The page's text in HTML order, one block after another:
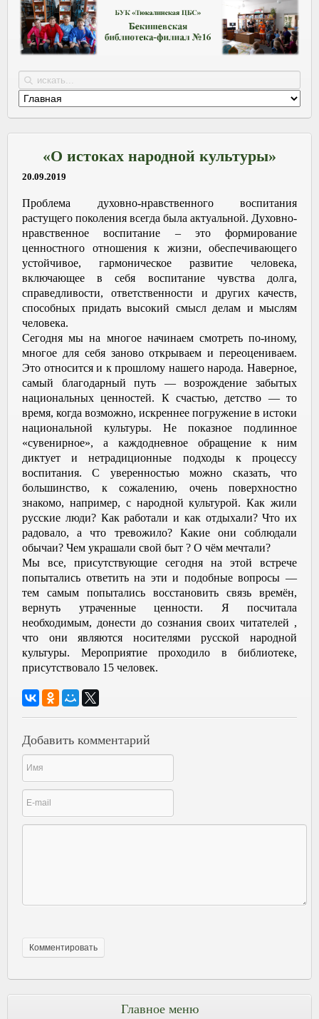
«О истоках народной культуры»
20.09.2019
Проблема духовно-нравственного воспитания
растущего поколения всегда была актуальной. Духовно-
нравственное воспитание – это формирование
ценностного отношения к жизни, обеспечивающего
устойчивое, гармоническое развитие человека,
включающее в себя воспитание чувства долга,
справедливости, ответственности и других качеств,
способных придать высокий смысл делам и мыслям
человека.
Сегодня мы на многое начинаем смотреть по-иному,
многое для себя заново открываем и переоцениваем.
Это относится и к прошлому нашего народа. Наверное,
самый благодарный путь — возрождение забытых
национальных ценностей. К счастью, детство — то
время, когда возможно, искреннее погружение в истоки
национальной культуры. Не показное подлинное
«сувенирное», а каждодневное обращение к ним
диктует и нетрадиционные подходы к процессу
воспитания. С уверенностью можно сказать, что
большинство, к сожалению, очень поверхностно
знакомо, например, с народной культурой. Как жили
русские люди? Как работали и как отдыхали? Что их
радовало, а что тревожило? Какие они соблюдали
обычаи? Чем украшали свой быт ? О чём мечтали?
Мы все, присутствующие сегодня на этой встрече
попытались ответить на эти и подобные вопросы —
тем самым попытались восстановить связь времён,
вернуть утраченные ценности. Я посчитала
необходимым, донести до сознания своих читателей ,
что они являются носителями русской народной
культуры. Мероприятие проходило в библиотеке,
присутствовало 15 человек.
Добавить комментарий
Главное меню